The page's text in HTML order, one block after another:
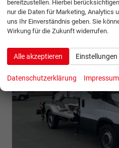
CO -Emissionen: 0,00 g/km
bereitzustellen. Hierbei
nur die Daten für Marketing, Analytics
uns Ihr Einverständnis geben. Sie
Wirkung für die Zukunft widerrufen.
Alle akzeptieren Einstellungen
Datenschutzerklärung Impressum